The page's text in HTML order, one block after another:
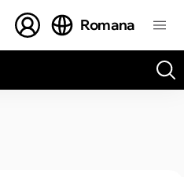
Romana